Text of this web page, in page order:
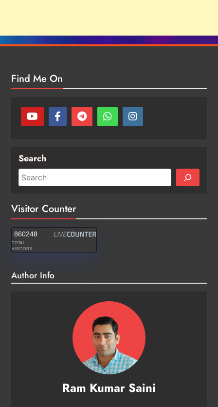
Find Me On
Search
Visitor Counter
860248
TOTAL
VISITORS
Author Info
Ram Kumar Saini